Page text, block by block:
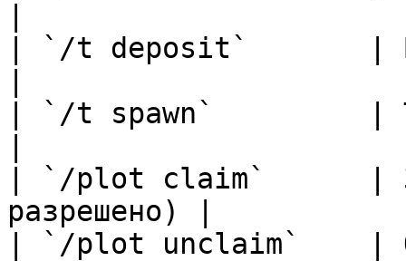
| `/t deposit`       |
| `/t spawn`         |
| `/plot claim`      |
разрешено) |
| `/plot unclaim`    |